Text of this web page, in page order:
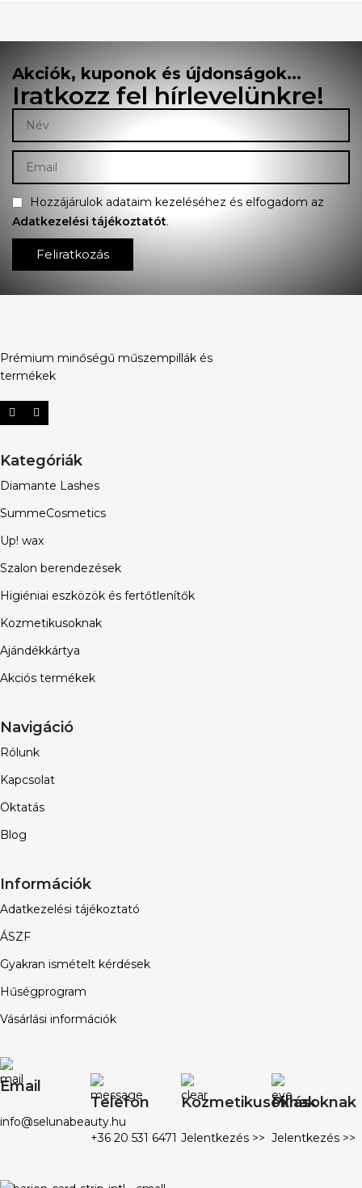
Akciók, kuponok és újdonságok...
Iratkozz fel hírlevelünkre!
Hozzájárulok adataim kezeléséhez és elfogadom az
Adatkezelési tájékoztatót.
Feliratkozás
Prémium minőségű műszempillák és
termékek
Kategóriák
Diamante Lashes
SummeCosmetics
Up! wax
Szalon berendezések
Higiéniai eszközök és fertőtlenítők
Kozmetikusoknak
Ajándékkártya
Akciós termékek
Navigáció
Rólunk
Kapcsolat
Oktatás
Blog
Információk
Adatkezelési tájékoztató
ÁSZF
Gyakran ismételt kérdések
Hűségprogram
Vásárlási információk
Email
info@selunabeauty.hu
Telefon
+36 20 531 6471
Kozmetikusoknak
Jelentkezés >>
Pillásoknak
Jelentkezés >>